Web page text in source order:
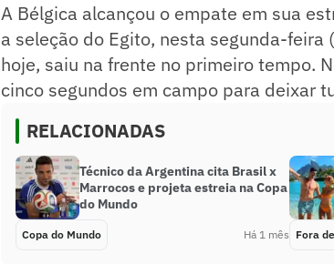
A Bélgica alcançou o empate em sua
a seleção do Egito, nesta segunda-
hoje, saiu na frente no primeiro tempo.
cinco segundos em campo para deixar
RELACIONADAS
Técnico da Argentina cita Brasil x
Marrocos e projeta estreia na Copa
do Mundo
Copa do Mundo Há 1 mês Fora